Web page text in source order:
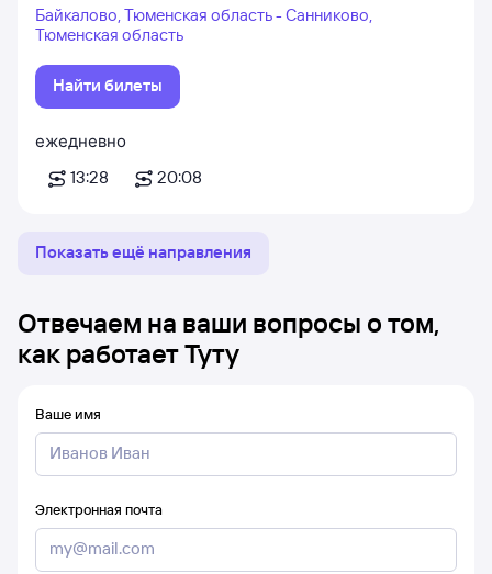
Байкалово, Тюменская область - Санниково,
Тюменская область
Найти билеты
ежедневно
13:28
20:08
Показать ещё направления
Отвечаем на ваши вопросы о том,
как работает Туту
Ваше имя
Электронная почта